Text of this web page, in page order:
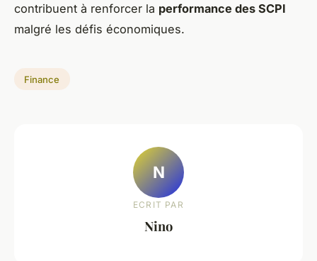
contribuent à renforcer la performance des SCPI
malgré les défis économiques.
Finance
N
ECRIT PAR
Nino